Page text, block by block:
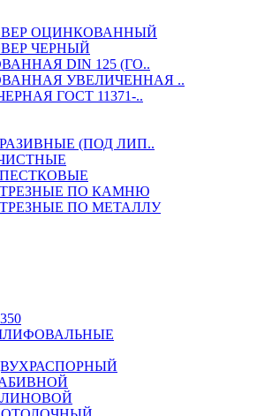
ОЦИНКОВАННЫЙ
ЧЕРНЫЙ
DIN 125 (ГО..
УВЕЛИЧЕННАЯ ..
ГОСТ 11371-..
(ПОД ЛИП..
ПО КАМНЮ
ПО МЕТАЛЛУ